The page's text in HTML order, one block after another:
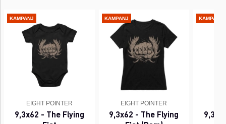
KAMPANJ
EIGHT POINTER
9,3x62 - The Flying
KAMPANJ
EIGHT POINTER
9,3x62 - The Flying
KAMPANJ